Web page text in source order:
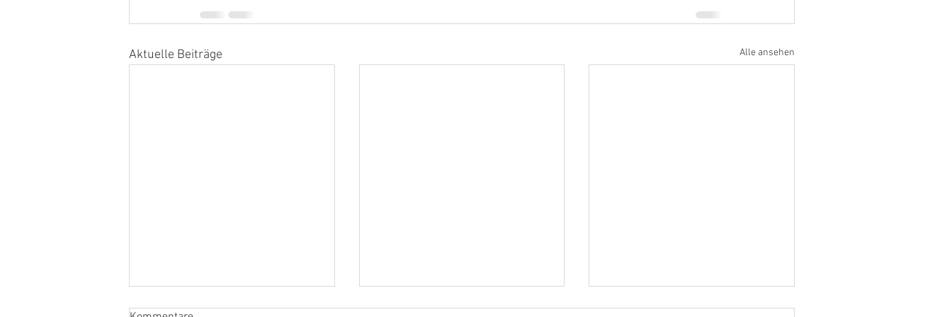
Aktuelle Beiträge Alle ansehen